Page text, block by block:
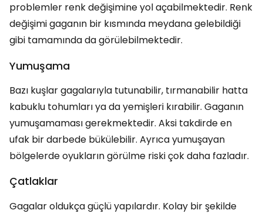
problemler renk değişimine yol açabilmektedir. Renk
değişimi gaganın bir kısmında meydana gelebildiği
gibi tamamında da görülebilmektedir.
Yumuşama
Bazı kuşlar gagalarıyla tutunabilir, tırmanabilir hatta
kabuklu tohumları ya da yemişleri kırabilir. Gaganın
yumuşamaması gerekmektedir. Aksi takdirde en
ufak bir darbede bükülebilir. Ayrıca yumuşayan
bölgelerde oyukların görülme riski çok daha fazladır.
Çatlaklar
Gagalar oldukça güçlü yapılardır. Kolay bir şekilde